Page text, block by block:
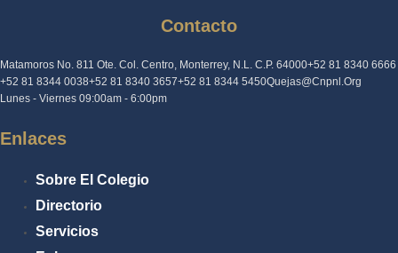
Contacto
Matamoros No. 811 Ote. Col. Centro, Monterrey, N.L. C.P. 64000+52 81 8340 6666
+52 81 8344 0038+52 81 8340 3657+52 81 8344 5450Quejas@cnpnl.org
Lunes - Viernes 09:00am - 6:00pm
Enlaces
Sobre El Colegio
Directorio
Servicios